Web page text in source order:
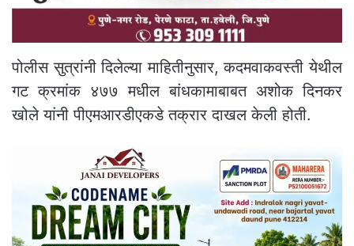
पोलीस सुत्रांनी दिलेल्या माहितीनुसार, कदमवाकवस्ती येथील
गट क्रमांक ४७७ मधील बांधकामाबाबत अशोक दिनकर
खोले यांनी पीएमआरडीएकडे तक्रार दाखल केली होती.